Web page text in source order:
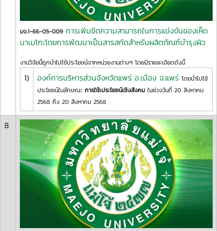
มจ.1-66-05-009 การเพิ่มขีดความสามารถในการแข่งขันของเห็ด
นาเมโกะโดยการพัฒนาเป็นสารสกัดสำหรับผลิตภัณฑ์บำรุงผิว
งานวิจัยนี้ถูกนำไปใช้ประโยชน์จากหน่วยงานต่างๆ โดยมีรายละเอียดดังนี้
1) องค์การบริหารส่วนจังหวัดแพร่ อ.เมือง จ.แพร่ โดยนำไปใช้
ประโยชน์ในลักษณะ การใช้เประโยชน์เชิงสังคม ในช่วงวันที่ 20 สิงหาคม
2568 ถึง 20 สิงหาคม 2568
8